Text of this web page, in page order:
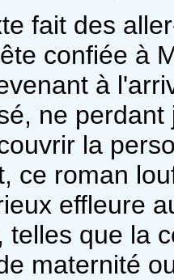
fait des
confiée à
à
ne
la
ce roman
effleure
telles que la
maternité